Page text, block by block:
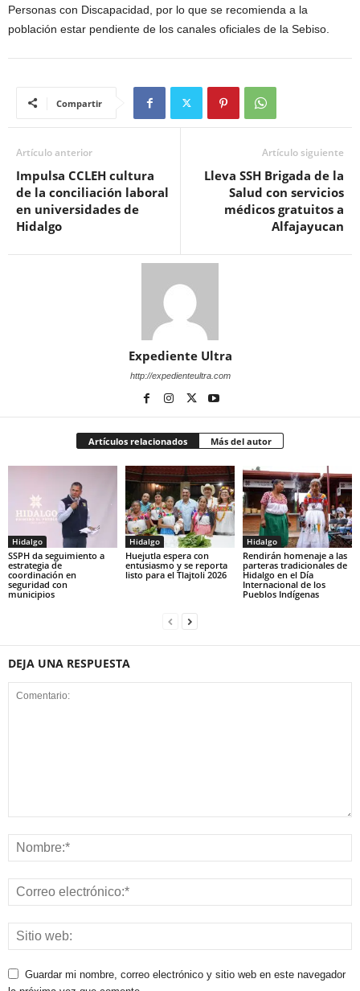
Personas con Discapacidad, por lo que se recomienda a la
población estar pendiente de los canales oficiales de la Sebiso.
Compartir
Artículo anterior
Impulsa CCLEH cultura
de la conciliación laboral
en universidades de
Hidalgo
Artículo siguiente
Lleva SSH Brigada de la
Salud con servicios
médicos gratuitos a
Alfajayucan
Expediente Ultra
http://expedienteultra.com
Artículos relacionados Más del autor
Hidalgo
SSPH da seguimiento a
estrategia de
coordinación en
seguridad con
municipios
Hidalgo
Huejutla espera con
entusiasmo y se reporta
listo para el Tlajtoli 2026
Hidalgo
Rendirán homenaje a las
parteras tradicionales de
Hidalgo en el Día
Internacional de los
Pueblos Indígenas
DEJA UNA RESPUESTA
Guardar mi nombre, correo electrónico y sitio web en este navegador